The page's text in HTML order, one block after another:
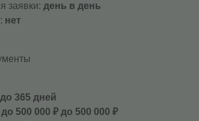
заявки: день в день
нет
до 365 дней
до 500 000 ₽ до 500 000 ₽